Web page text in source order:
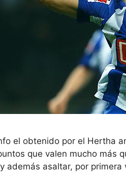
el obtenido por el Hertha
que valen mucho más
además asaltar, por primera